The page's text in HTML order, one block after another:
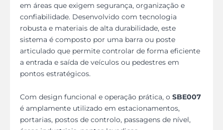
em áreas que exigem segurança, organização e
confiabilidade. Desenvolvido com tecnologia
robusta e materiais de alta durabilidade, este
sistema é composto por uma barra ou poste
articulado que permite controlar de forma eficiente
a entrada e saída de veículos ou pedestres em
pontos estratégicos.
Com design funcional e operação prática, o SBE007
é amplamente utilizado em estacionamentos,
portarias, postos de controlo, passagens de nível,